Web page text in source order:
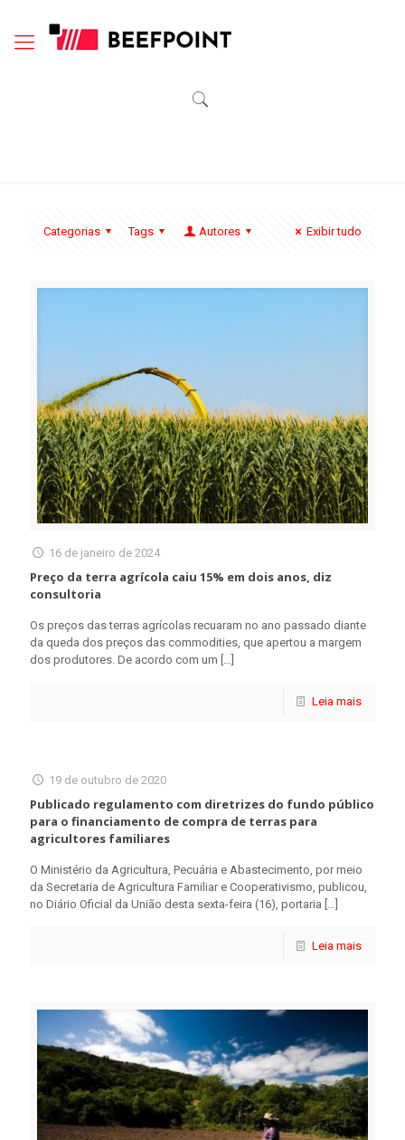
Categorias Tags Autores Exibir tudo
16 de janeiro de 2024
Preço da terra agrícola caiu 15% em dois anos, diz
consultoria
Os preços das terras agrícolas recuaram no ano passado diante
da queda dos preços das commodities, que apertou a margem
dos produtores. De acordo com um […]
Leia mais
19 de outubro de 2020
Publicado regulamento com diretrizes do fundo público
para o financiamento de compra de terras para
agricultores familiares
O Ministério da Agricultura, Pecuária e Abastecimento, por meio
da Secretaria de Agricultura Familiar e Cooperativismo, publicou,
no Diário Oficial da União desta sexta-feira (16), portaria […]
Leia mais